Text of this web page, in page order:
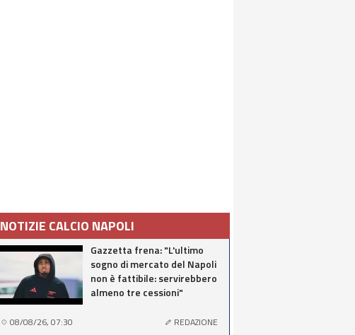
NOTIZIE CALCIO NAPOLI
Gazzetta frena: "L'ultimo
sogno di mercato del Napoli
non è fattibile: servirebbero
almeno tre cessioni"
08/08/26, 07:30 REDAZIONE